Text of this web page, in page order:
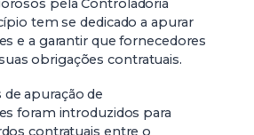
pela Controladoria
tem se dedicado a apurar
e a garantir que fornecedores
obrigações contratuais.
apuração de
foram introduzidos para
contratuais entre o